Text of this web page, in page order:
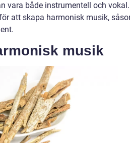
vara både instrumentell och
att skapa harmonisk musik,
musik